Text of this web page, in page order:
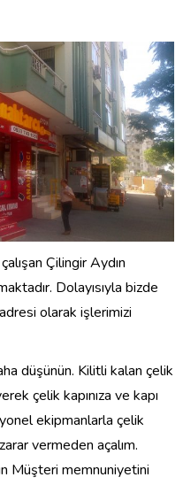
Çilingir Aydın
Dolayısıyla bizde
olarak işlerimizi
düşünün. Kilitli kalan çelik
çelik kapınıza ve kapı
ekipmanlarla çelik
vermeden açalım.
Müşteri memnuniyetini